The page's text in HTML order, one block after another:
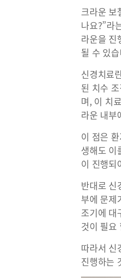
크라운 보
나요?”라
라운을 진
될 수 있
신경치료
된 치수
며, 이 치
라운 내부
이 점은
생해도 이
이 진행되
반대로 신
부에 문제
조기에 대
것이 필요
따라서 신
진행하는